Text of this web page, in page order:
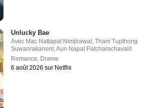
Unlucky Bae
Avec Mac Nattapat Nimjirawat,Tham Tupthong
Suwanrakanont,Aun Napat Patcharachavalit
Romance, Drame
6 août 2026 sur Netflix